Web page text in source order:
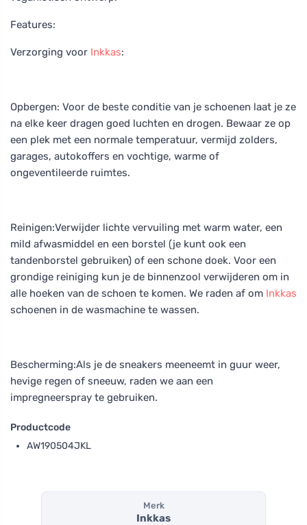
Features:
Verzorging voor Inkkas:
Opbergen: Voor de beste conditie van je schoenen laat je ze
na elke keer dragen goed luchten en drogen. Bewaar ze op
een plek met een normale temperatuur, vermijd zolders,
garages, autokoffers en vochtige, warme of
ongeventileerde ruimtes.
Reinigen:Verwijder lichte vervuiling met warm water, een
mild afwasmiddel en een borstel (je kunt ook een
tandenborstel gebruiken) of een schone doek. Voor een
grondige reiniging kun je de binnenzool verwijderen om in
alle hoeken van de schoen te komen. We raden af om Inkkas
schoenen in de wasmachine te wassen.
Bescherming:Als je de sneakers meeneemt in guur weer,
hevige regen of sneeuw, raden we aan een
impregneerspray te gebruiken.
Productcode
AW190504JKL
Merk
Inkkas